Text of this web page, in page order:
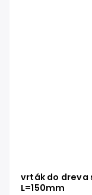
vrták do dreva
L=150mm